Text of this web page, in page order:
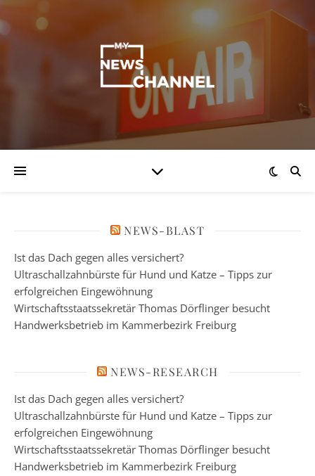
NEWS-BLAST
Ist das Dach gegen alles versichert?
Ultraschallzahnbürste für Hund und Katze – Tipps zur
erfolgreichen Eingewöhnung
Wirtschaftsstaatssekretär Thomas Dörflinger besucht
Handwerksbetrieb im Kammerbezirk Freiburg
NEWS-RESEARCH
Ist das Dach gegen alles versichert?
Ultraschallzahnbürste für Hund und Katze – Tipps zur
erfolgreichen Eingewöhnung
Wirtschaftsstaatssekretär Thomas Dörflinger besucht
Handwerksbetrieb im Kammerbezirk Freiburg